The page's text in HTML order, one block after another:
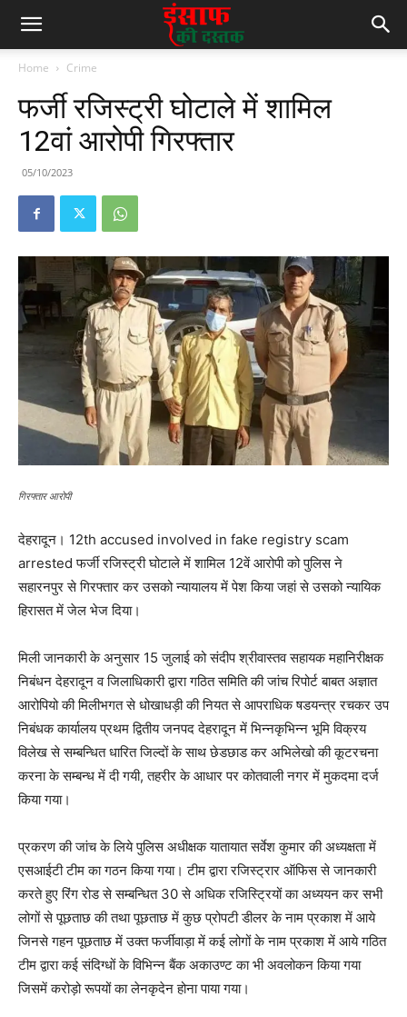
Home Crime
फर्जी रजिस्ट्री घोटाले में शामिल
12वां आरोपी गिरफ्तार
05/10/2023
गिरफ्तार आरोपी
देहरादून। 12th accused involved in fake registry scam
arrested फर्जी रजिस्ट्री घोटाले में शामिल 12वें आरोपी को पुलिस ने
सहारनपुर से गिरफ्तार कर उसको न्यायालय में पेश किया जहां से उसको न्यायिक
हिरासत में जेल भेज दिया।
मिली जानकारी के अनुसार 15 जुलाई को संदीप श्रीवास्तव सहायक महानिरीक्षक
निबंधन देहरादून व जिलाधिकारी द्वारा गठित समिति की जांच रिपोर्ट बाबत अज्ञात
आरोपियो की मिलीभगत से धोखाधड़ी की नियत से आपराधिक षडयन्त्र रचकर उप
निबंधक कार्यालय प्रथम द्वितीय जनपद देहरादून में भिन्नकृभिन्न भूमि विक्रय
विलेख से सम्बन्धित धारित जिल्दों के साथ छेडछाड कर अभिलेखो की कूटरचना
करना के सम्बन्ध में दी गयी, तहरीर के आधार पर कोतवाली नगर में मुकदमा दर्ज
किया गया।
प्रकरण की जांच के लिये पुलिस अधीक्षक यातायात सर्वेश कुमार की अध्यक्षता में
एसआईटी टीम का गठन किया गया। टीम द्वारा रजिस्ट्रार ऑफिस से जानकारी
करते हुए रिंग रोड से सम्बन्धित 30 से अधिक रजिस्ट्रियों का अध्ययन कर सभी
लोगों से पूछताछ की तथा पूछताछ में कुछ प्रोपटी डीलर के नाम प्रकाश में आये
जिनसे गहन पूछताछ में उक्त फर्जीवाड़ा में कई लोगों के नाम प्रकाश में आये गठित
टीम द्वारा कई संदिग्धों के विभिन्न बैंक अकाउण्ट का भी अवलोकन किया गया
जिसमें करोड़ो रूपयों का लेनकृदेन होना पाया गया।